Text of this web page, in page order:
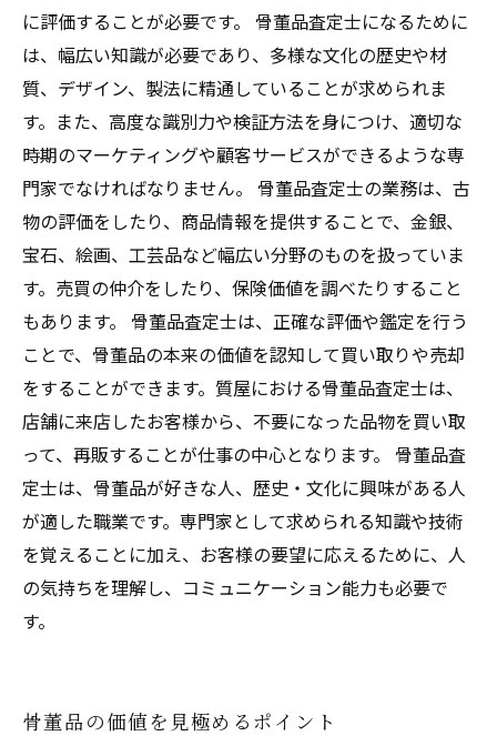
に評価することが必要です。 骨董品査定士になるために
は、幅広い知識が必要であり、多様な文化の歴史や材
質、デザイン、製法に精通していることが求められま
す。また、高度な識別力や検証方法を身につけ、適切な
時期のマーケティングや顧客サービスができるような専
門家でなければなりません。 骨董品査定士の業務は、古
物の評価をしたり、商品情報を提供することで、金銀、
宝石、絵画、工芸品など幅広い分野のものを扱っていま
す。売買の仲介をしたり、保険価値を調べたりすること
もあります。 骨董品査定士は、正確な評価や鑑定を行う
ことで、骨董品の本来の価値を認知して買い取りや売却
をすることができます。質屋における骨董品査定士は、
店舗に来店したお客様から、不要になった品物を買い取
って、再販することが仕事の中心となります。 骨董品査
定士は、骨董品が好きな人、歴史・文化に興味がある人
が適した職業です。専門家として求められる知識や技術
を覚えることに加え、お客様の要望に応えるために、人
の気持ちを理解し、コミュニケーション能力も必要で
す。
骨董品の価値を見極めるポイント